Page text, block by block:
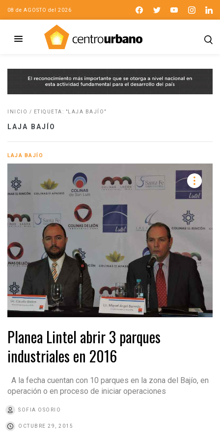
08 de AGOSTO del 2026
INICIO / ETIQUETA: "LAJA BAJÍO"
LAJA BAJÍO
LAJA BAJÍO
Planea Lintel abrir 3 parques
industriales en 2016
A la fecha cuentan con 10 parques en la zona del Bajío, en
operación o en proceso de iniciar operaciones
SOFIA OSORIO
OCTUBRE 29, 2015